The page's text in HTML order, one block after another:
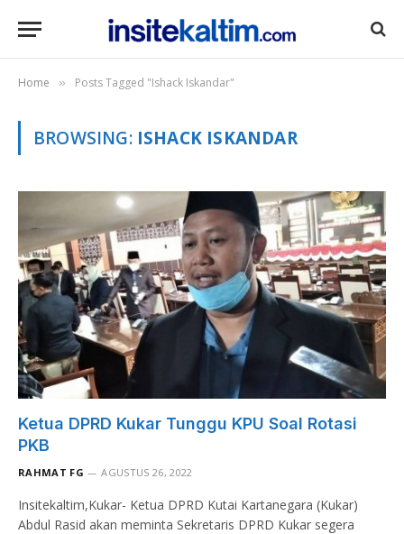
Home » Posts Tagged "Ishack Iskandar"
BROWSING: ISHACK ISKANDAR
Ketua DPRD Kukar Tunggu KPU Soal Rotasi
PKB
RAHMAT FG AGUSTUS 26, 2022
Insitekaltim,Kukar- Ketua DPRD Kutai Kartanegara (Kukar)
Abdul Rasid akan meminta Sekretaris DPRD Kukar segera